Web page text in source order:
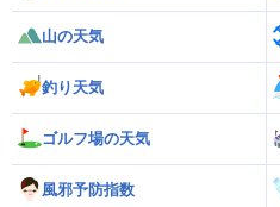
山の天気
釣り天気
ゴルフ場の天気
風邪予防指数